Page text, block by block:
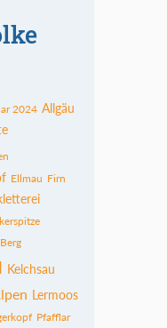
2024 Allgäu
Ellmau Firn
Kelchsau
Lermoos
Pfafflar